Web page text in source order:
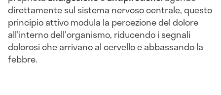
direttamente sul sistema nervoso centrale, questo
principio attivo modula la percezione del dolore
all'interno dell'organismo, riducendo i segnali
dolorosi che arrivano al cervello e abbassando la
febbre.